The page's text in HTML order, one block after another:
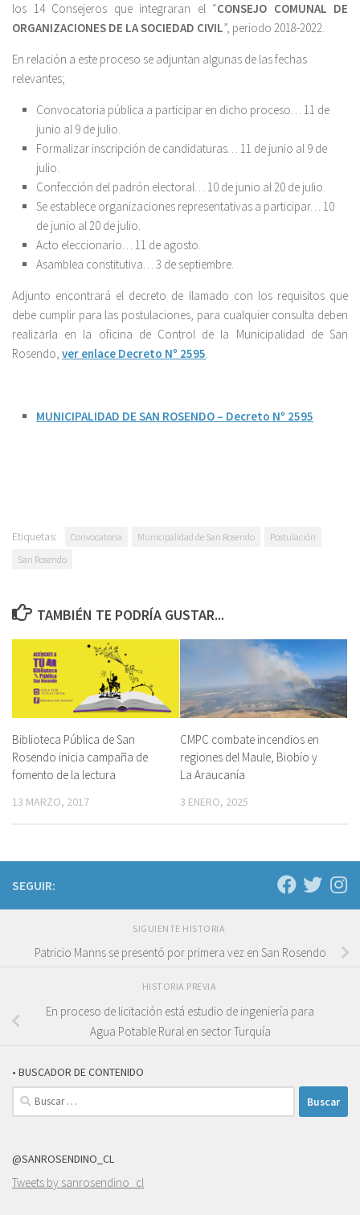
los 14 Consejeros que integraran el “CONSEJO COMUNAL DE
ORGANIZACIONES DE LA SOCIEDAD CIVIL”, periodo 2018-2022.
En relación a este proceso se adjuntan algunas de las fechas
relevantes;
Convocatoria pública a participar en dicho proceso… 11 de
junio al 9 de julio.
Formalizar inscripción de candidaturas… 11 de junio al 9 de
julio.
Confección del padrón electoral… 10 de junio al 20 de julio.
Se establece organizaciones representativas a participar… 10
de junio al 20 de julio.
Acto eleccionario… 11 de agosto.
Asamblea constitutiva… 3 de septiembre.
Adjunto encontrará el decreto de llamado con los requisitos que
debe cumplir para las postulaciones, para cualquier consulta deben
realizarla en la oficina de Control de la Municipalidad de San
Rosendo, ver enlace Decreto Nº 2595.
MUNICIPALIDAD DE SAN ROSENDO – Decreto Nº 2595
Etiquetas: Convocatoria Municipalidad de San Rosendo
Postulación
San Rosendo
TAMBIÉN TE PODRÍA GUSTAR...
Biblioteca Pública de San
Rosendo inicia campaña de
fomento de la lectura
13 MARZO, 2017
CMPC combate incendios en
regiones del Maule, Biobío y
La Araucanía
3 ENERO, 2025
SEGUIR:
SIGUIENTE HISTORIA
Patricio Manns se presentó por primera vez en San Rosendo
HISTORIA PREVIA
En proceso de licitación está estudio de ingeniería para
Agua Potable Rural en sector Turquía
• BUSCADOR DE CONTENIDO
Buscar:
@SANROSENDINO_CL
Tweets by sanrosendino_cl